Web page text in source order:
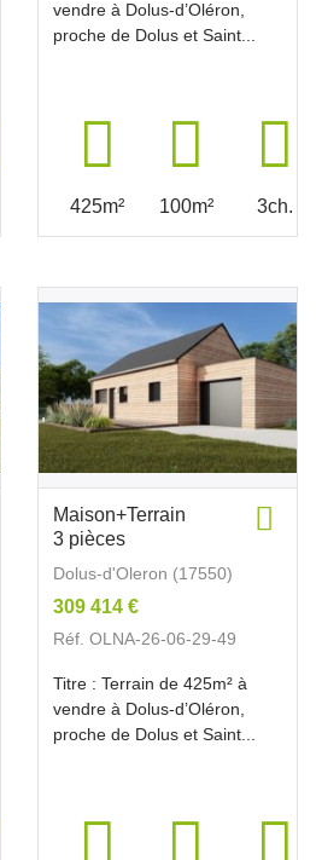
vendre à Dolus-d’Oléron,
proche de Dolus et Saint...
425m² 100m² 3ch.
Maison+Terrain
3 pièces
Dolus-d'Oleron (17550)
309 414 €
Réf. OLNA-26-06-29-49
Titre : Terrain de 425m² à
vendre à Dolus-d’Oléron,
proche de Dolus et Saint...